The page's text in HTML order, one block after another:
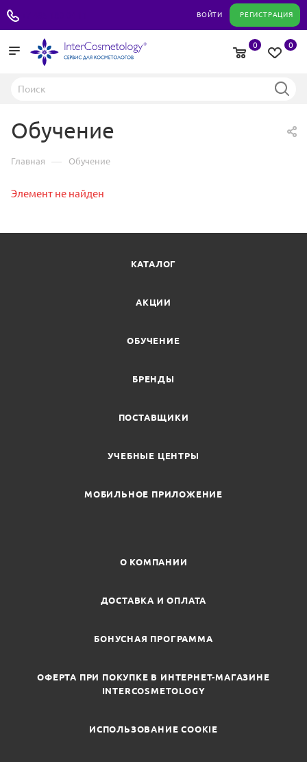
ВОЙТИ РЕГИСТРАЦИЯ
0
0
Обучение
Главная — Обучение
Элемент не найден
КАТАЛОГ
АКЦИИ
ОБУЧЕНИЕ
БРЕНДЫ
ПОСТАВЩИКИ
УЧЕБНЫЕ ЦЕНТРЫ
МОБИЛЬНОЕ ПРИЛОЖЕНИЕ
О КОМПАНИИ
ДОСТАВКА И ОПЛАТА
БОНУСНАЯ ПРОГРАММА
ОФЕРТА ПРИ ПОКУПКЕ В ИНТЕРНЕТ-МАГАЗИНЕ
INTERCOSMETOLOGY
ИСПОЛЬЗОВАНИЕ COOKIE